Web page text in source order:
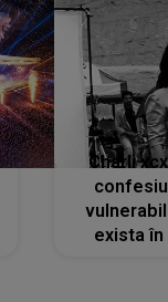
Charli
exista